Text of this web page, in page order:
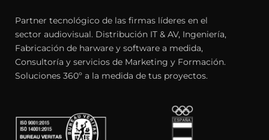
Partner tecnológico de las firmas líderes en el
sector audiovisual. Distribución IT & AV, Ingeniería,
Fabricación de harware y software a medida,
Consultoría y servicios de Marketing y Formación.
Soluciones 360º a la medida de tus proyectos.